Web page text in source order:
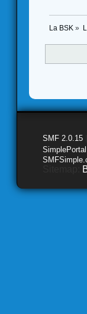
La BSK »
SMF 2.0.15